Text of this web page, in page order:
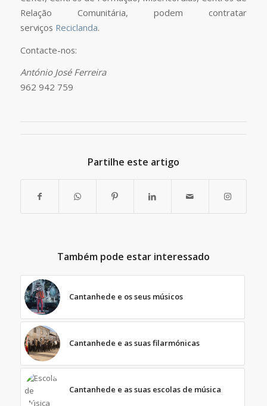
Relação Comunitária, podem contratar
serviços Reciclanda.
Contacte-nos:
António José Ferreira
962 942 759
Partilhe este artigo
Também pode estar interessado
Cantanhede e os seus músicos
Cantanhede e as suas filarmónicas
Cantanhede e as suas escolas de música